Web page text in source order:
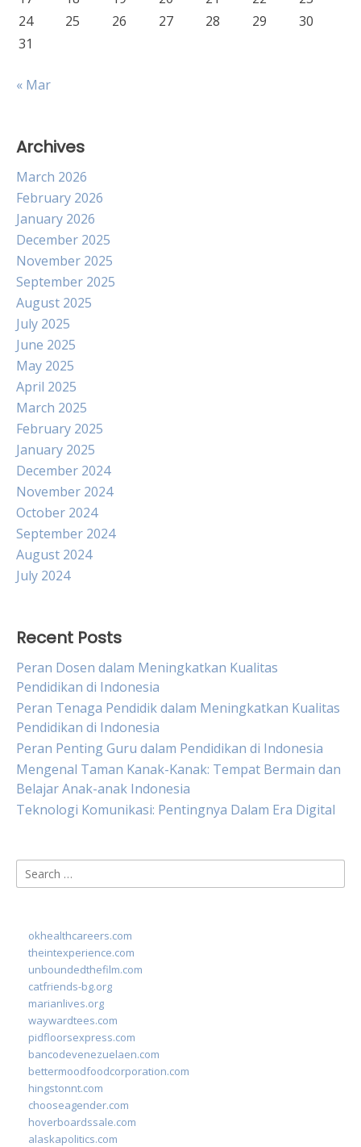
24
25 26 27 28 29
30
31
« Mar
Archives
March 2026
February 2026
January 2026
December 2025
November 2025
September 2025
August 2025
July 2025
June 2025
May 2025
April 2025
March 2025
February 2025
January 2025
December 2024
November 2024
October 2024
September 2024
August 2024
July 2024
Recent Posts
Peran Dosen dalam Meningkatkan Kualitas
Pendidikan di Indonesia
Peran Tenaga Pendidik dalam Meningkatkan Kualitas
Pendidikan di Indonesia
Peran Penting Guru dalam Pendidikan di Indonesia
Mengenal Taman Kanak-Kanak: Tempat Bermain dan
Belajar Anak-anak Indonesia
Teknologi Komunikasi: Pentingnya Dalam Era Digital
Search
for:
okhealthcareers.com
theintexperience.com
unboundedthefilm.com
catfriends-bg.org
marianlives.org
waywardtees.com
pidfloorsexpress.com
bancodevenezuelaen.com
bettermoodfoodcorporation.com
hingstonnt.com
chooseagender.com
hoverboardssale.com
alaskapolitics.com